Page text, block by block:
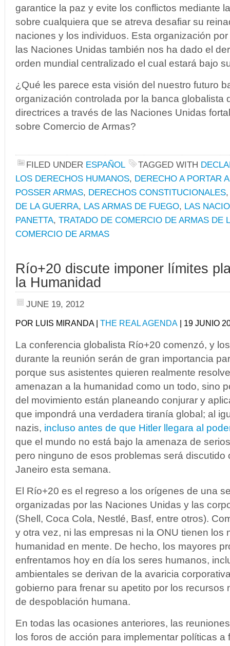
garantice la paz y evite los conflictos mediante
sobre cualquiera que se atreva desafiar su
naciones y los individuos. Esta organización
las Naciones Unidas también nos ha dado el
orden mundial centralizado el cual estará bajo
¿Qué les parece esta visión del nuestro futuro
organización controlada por la banca globalista
directrices a través de las Naciones Unidas
sobre Comercio de Armas?
FILED UNDER ESPAÑOL TAGGED WITH
LOS DERECHOS HUMANOS, DERECHO A PORTAR
POSSER ARMAS, DERECHOS CONSTITUCIONALES
DE LA GUERRA, LAS ARMAS DE FUEGO, LAS
PANETTA, TRATADO DE COMERCIO DE ARMAS DE
COMERCIO DE ARMAS
Río+20 discute imponer límites
la Humanidad
JUNE 19, 2012
POR LUIS MIRANDA | THE REAL AGENDA | 19 JUNIO
La conferencia globalista Río+20 comenzó, y
durante la reunión serán de gran importancia
porque sus asistentes quieren realmente
amenazan a la humanidad como un todo, sino
del movimiento están planeando conjurar y
que impondrá una verdadera tiranía global; al
nazis, incluso antes de que Hitler llegara al
que el mundo no está bajo la amenaza de
pero ninguno de esos problemas será discutido
Janeiro esta semana.
El Río+20 es el regreso a los orígenes de una
organizadas por las Naciones Unidas y las
(Shell, Coca Cola, Nestlé, Basf, entre otros).
y otra vez, ni las empresas ni la ONU tienen los
humanidad en mente. De hecho, los mayores
enfrentamos hoy en día los seres humanos,
ambientales se derivan de la avaricia
gobierno para frenar su apetito por los recursos
de despoblación humana.
En todas las ocasiones anteriores, las
los foros de acción para implementar políticas a